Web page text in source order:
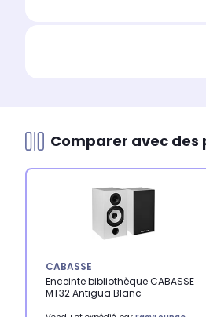
Comparer avec
CABASSE
Enceinte bibliothèque CABASSE
MT32 Antigua Blanc